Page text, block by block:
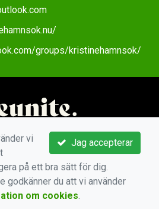
groups/kristinehamnsok/
Jag accepterar
vi
på ett bra sätt för dig.
godkänner du att vi använder
om cookies.